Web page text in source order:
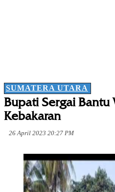
SUMATERA UTARA
Bupati Sergai Bantu
Kebakaran
26 April 2023 20:27 PM